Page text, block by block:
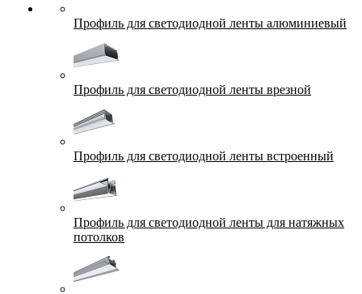
Профиль для светодиодной ленты алюминиевый
Профиль для светодиодной ленты врезной
Профиль для светодиодной ленты встроенный
Профиль для светодиодной ленты для натяжных
потолков